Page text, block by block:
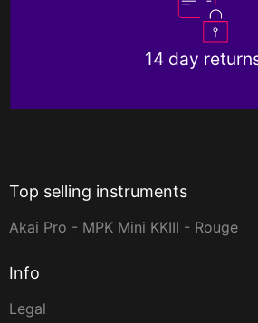
14 day
Top selling instruments
Akai Pro - MPK Mini KKIII - Rouge
Info
Legal